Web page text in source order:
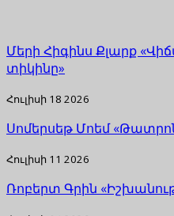
Մերի Հիգինս Քլարք
տիկինը»
Հուլիսի 18 2026
Սոմերսեթ Մոեմ
Հուլիսի 11 2026
Ռոբերտ Գրին